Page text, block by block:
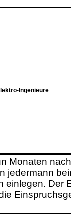
Ingenieure
Monaten
jedermann
einlegen. Der